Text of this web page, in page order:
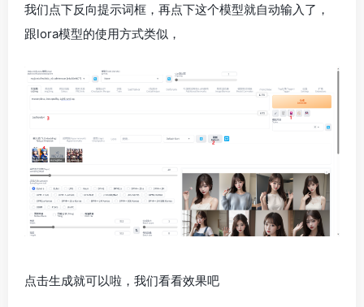
我们点下反向提示词框，再点下这个模型就自动输入了，
跟lora模型的使用方式类似，
点击生成就可以啦，我们看看效果吧